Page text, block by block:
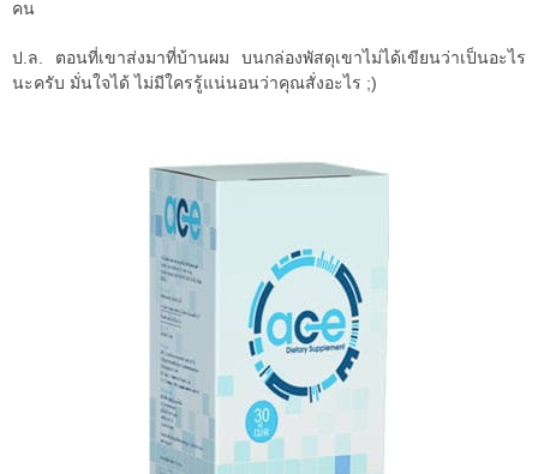
คน
ป.ล. ตอนที่เขาส่งมาที่บ้านผม บนกล่องพัสดุเขาไม่ได้เขียนว่าเป็นอะไร
นะครับ มั่นใจได้ ไม่มีใครรู้แน่นอนว่าคุณสั่งอะไร ;)